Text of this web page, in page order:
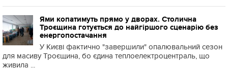
Ями копатимуть прямо у дворах. Столична
Троєщина готується до найгіршого сценарію без
енергопостачання
У Києві фактично "завершили" опалювальний сезон
для масиву Троєщина, бо єдина теплоелектроцентраль, що
живила ...